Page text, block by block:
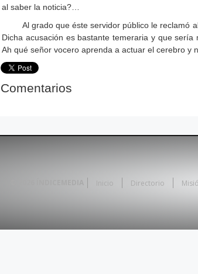
al saber la noticia?…
Al grado que éste servidor público le reclamó
Dicha acusación es bastante temeraria y que
Ah qué señor vocero aprenda a actuar el cerebro y
Comentarios
Inicio Directorio